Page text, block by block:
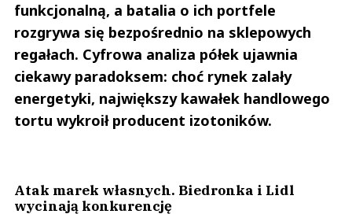
funkcjonalną, a batalia o ich portfele
rozgrywa się bezpośrednio na sklepowych
regałach. Cyfrowa analiza półek ujawnia
ciekawy paradoksem: choć rynek zalały
energetyki, największy kawałek handlowego
tortu wykroił producent izotoników.
Atak marek własnych. Biedronka i Lidl
wycinają konkurencję